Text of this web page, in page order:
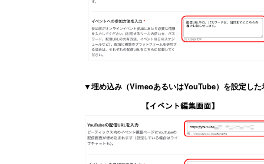
▼埋め込み（VimeoあるいはYouTube）を設定した